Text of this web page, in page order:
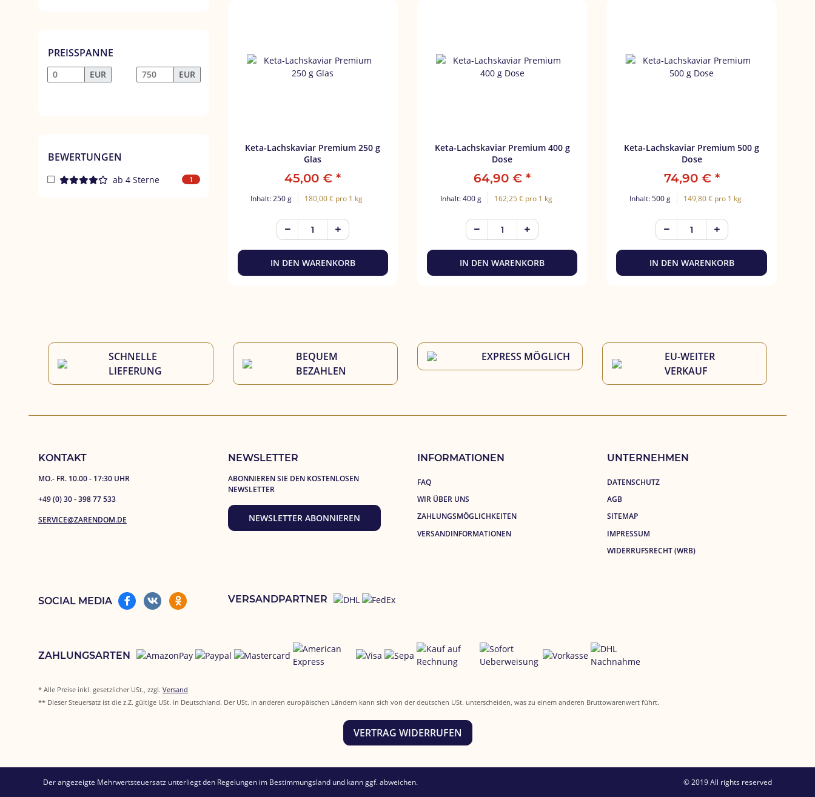
Keta-Lachskaviar Premium 250 g
Glas
45,00 €*
Inhalt: 250 g 180,00 € pro 1 kg
IN DEN WARENKORB
Keta-Lachskaviar Premium 400 g
Dose
64,90 €*
Inhalt: 400 g 162,25 € pro 1 kg
IN DEN WARENKORB
Keta-Lachskaviar Premium 500 g
Dose
74,90 € *
Inhalt: 500 g 149,80 € pro 1 kg
IN DEN WARENKORB
PREISSPANNE
EUR EUR
BEWERTUNGEN
ab 4 Sterne 1
SCHNELLE
LIEFERUNG
BEQUEM
BEZAHLEN
EXPRESS MÖGLICH
EU-WEITER
VERKAUF
KONTAKT
MO.- FR. 10.00 - 17:30 UHR
+49 (0) 30 - 398 77 533
SERVICE@ZARENDOM.DE
NEWSLETTER
ABONNIEREN SIE DEN KOSTENLOSEN
NEWSLETTER
NEWSLETTER ABONNIEREN
INFORMATIONEN
FAQ
WIR ÜBER UNS
ZAHLUNGSMÖGLICHKEITEN
VERSANDINFORMATIONEN
UNTERNEHMEN
DATENSCHUTZ
AGB
SITEMAP
IMPRESSUM
WIDERRUFSRECHT (WRB)
SOCIAL MEDIA VERSANDPARTNER
ZAHLUNGSARTEN
* Alle Preise inkl. gesetzlicher USt., zzgl. Versand
** Dieser Steuersatz ist die z.Z. gültige USt. in Deutschland. Der USt. in anderen europäischen Ländern kann sich von der deutschen USt. unterscheiden, was zu einem anderen Bruttowarenwert führt.
VERTRAG WIDERRUFEN
Der angezeigte Mehrwertsteuersatz unterliegt den Regelungen im Bestimmungsland und kann ggf. abweichen. © 2019 All rights reserved